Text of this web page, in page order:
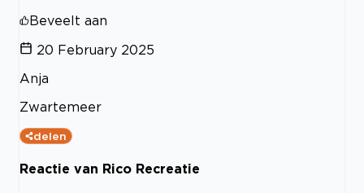
Beveelt aan
20 February 2025
Anja
Zwartemeer
delen
Reactie van Rico Recreatie